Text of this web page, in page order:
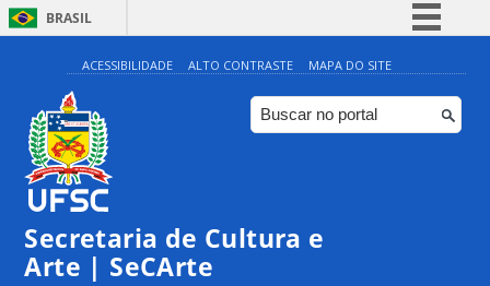
BRASIL
Simplifique!
Comunica BR
Participe
ACESSIBILIDADE ALTO CONTRASTE MAPA DO SITE
Secretaria de Cultura e
Arte | SeCArte